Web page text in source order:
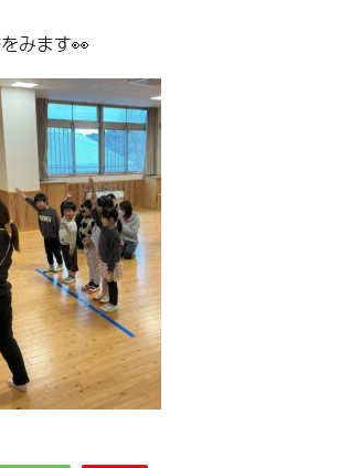
みます👀